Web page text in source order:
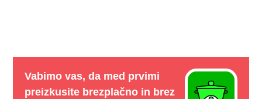
Vabimo vas, da med prvimi
preizkusite brezplačno in brez